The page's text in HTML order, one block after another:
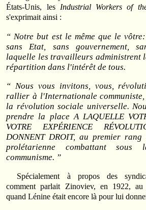
États-Unis, les Industrial Workers of
s'exprimait ainsi :
“ Notre but est le même que le
sans Etat, sans gouvernement,
laquelle les travailleurs administrent
répartition dans l'intérêt de tous.
“ Nous vous invitons, vous,
rallier à l'Internationale
la révolution sociale universelle.
prendre la place A LAQUELLE
VOTRE EXPÉRIENCE
DONNENT DROIT, au premier
prolétarienne combattant
communisme. ”
Spécialement à propos des
comment parlait Zinoviev, en 1922,
quand Lénine était encore là pour lui